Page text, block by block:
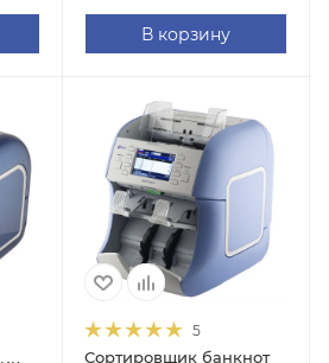
В корзину
5
Сортировщик банкнот